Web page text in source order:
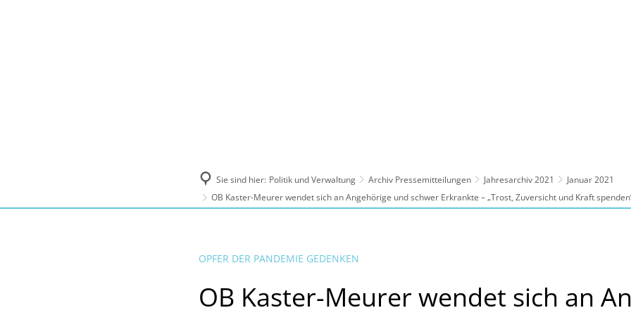
Sie sind hier: Politik und Verwaltung Archiv Pressemitteilungen Jahresarchiv 2021
Januar 2021
OB Kaster-Meurer wendet sich an Angehörige und schwer Erkrankte – „Trost, Zuversicht und Kraft
OPFER DER PANDEMIE GEDENKEN
OB Kaster-Meurer wendet sich an